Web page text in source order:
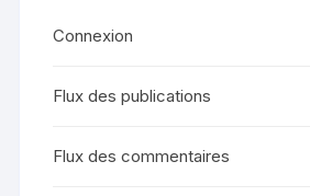
Connexion
Flux des publications
Flux des commentaires